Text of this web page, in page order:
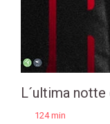
L´ultima
124 min